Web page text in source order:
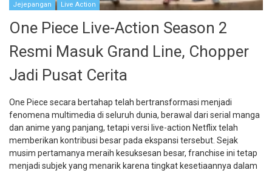
Jejepangan Live Action
One Piece Live-Action Season 2
Resmi Masuk Grand Line, Chopper
Jadi Pusat Cerita
One Piece secara bertahap telah bertransformasi menjadi
fenomena multimedia di seluruh dunia, berawal dari serial manga
dan anime yang panjang, tetapi versi live-action Netflix telah
memberikan kontribusi besar pada ekspansi tersebut. Sejak
musim pertamanya meraih kesuksesan besar, franchise ini tetap
menjadi subjek yang menarik karena tingkat kesetiaannya dalam